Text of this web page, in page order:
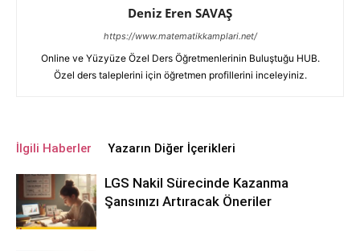
Deniz Eren SAVAŞ
https://www.matematikkamplari.net/
Online ve Yüzyüze Özel Ders Öğretmenlerinin Buluştuğu HUB.
Özel ders taleplerini için öğretmen profillerini inceleyiniz.
İlgili Haberler Yazarın Diğer İçerikleri
LGS Nakil Sürecinde Kazanma
Şansınızı Artıracak Öneriler